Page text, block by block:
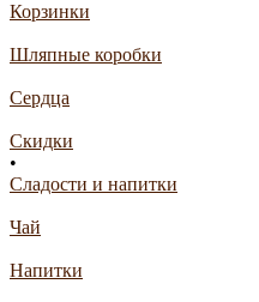
Корзинки
Шляпные коробки
Сердца
Скидки
•
Сладости и напитки
Чай
Напитки